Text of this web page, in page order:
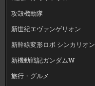
攻殻機動隊
新世紀エヴァンゲリオン
新幹線変形ロボ シンカリオン
新機動戦記ガンダムW
旅行・グルメ